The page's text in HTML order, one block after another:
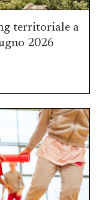
territoriale a
2026